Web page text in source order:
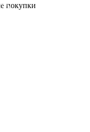
покупки